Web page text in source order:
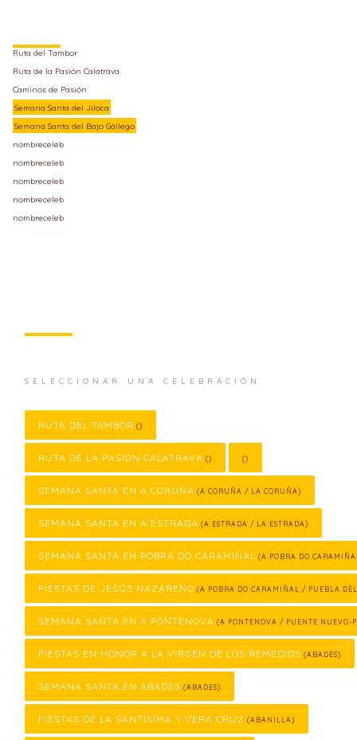
Ruta del Tambor
Ruta de la Pasión Calatrava
Caminos de Pasión
Semana Santa del Jiloca
Semana Santa del Bajo Gállego
nombreceleb
nombreceleb
nombreceleb
nombreceleb
nombreceleb
SELECCIONAR UNA CELEBRACIÓN
RUTA DEL TAMBOR ()
RUTA DE LA PASIÓN CALATRAVA () ()
SEMANA SANTA EN A CORUÑA (A CORUÑA / LA CORUÑA)
SEMANA SANTA EN A ESTRADA (A ESTRADA / LA ESTRADA)
SEMANA SANTA EN POBRA DO CARAMIÑAL (A POBRA DO
FIESTAS DE JESÚS NAZARENO (A POBRA DO CARAMIÑAL / PUEBLA
SEMANA SANTA EN A PONTENOVA (A PONTENOVA / PUENTE NUEVO-
FIESTAS EN HONOR A LA VIRGEN DE LOS REMEDIOS (ABADES)
SEMANA SANTA EN ABADES (ABADES)
FIESTAS DE LA SANTÍSIMA Y VERA CRUZ (ABANILLA)